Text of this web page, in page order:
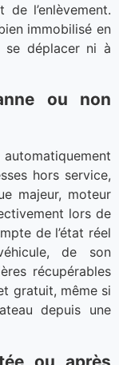
l’enlèvement.
immobilisé en
se déplacer ni à
ou non
hors service,
majeur, moteur
lors de
de l’état réel
de son
récupérables
gratuit, même si
depuis une